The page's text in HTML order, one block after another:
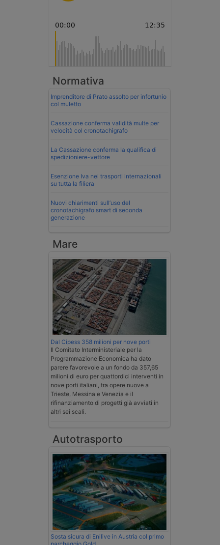
Normativa
Imprenditore di Prato assolto per infortunio
col muletto
Cassazione conferma validità multe per
velocità col cronotachigrafo
La Cassazione conferma la qualifica di
spedizioniere-vettore
Esenzione Iva nei trasporti internazionali
su tutta la filiera
Nuovi chiarimenti sull’uso del
cronotachigrafo smart di seconda
generazione
Mare
Dal Cipess 358 milioni per nove porti
Il Comitato Interministeriale per la
Programmazione Economica ha dato
parere favorevole a un fondo da 357,65
milioni di euro per quattordici interventi in
nove porti italiani, tra opere nuove a
Trieste, Messina e Venezia e il
rifinanziamento di progetti già avviati in
altri sei scali.
Autotrasporto
Sosta sicura di Enilive in Austria col primo